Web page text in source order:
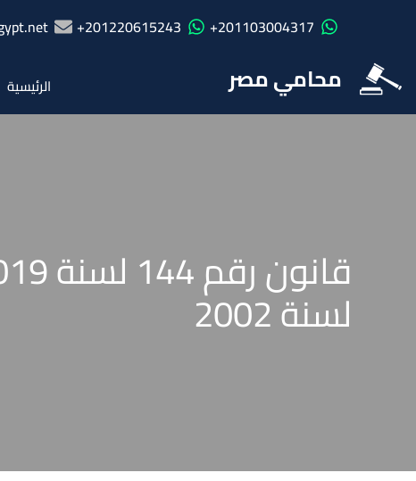
201103004317+
201220615243+
محامي مصر الرئيسية
لسنة 2002